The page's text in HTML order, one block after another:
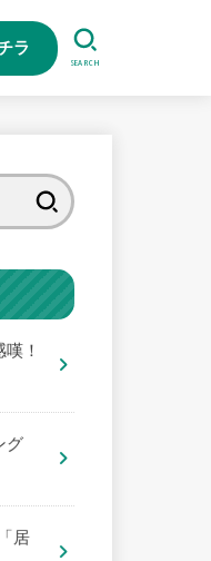
ラ
SEARCH
！
グ
居